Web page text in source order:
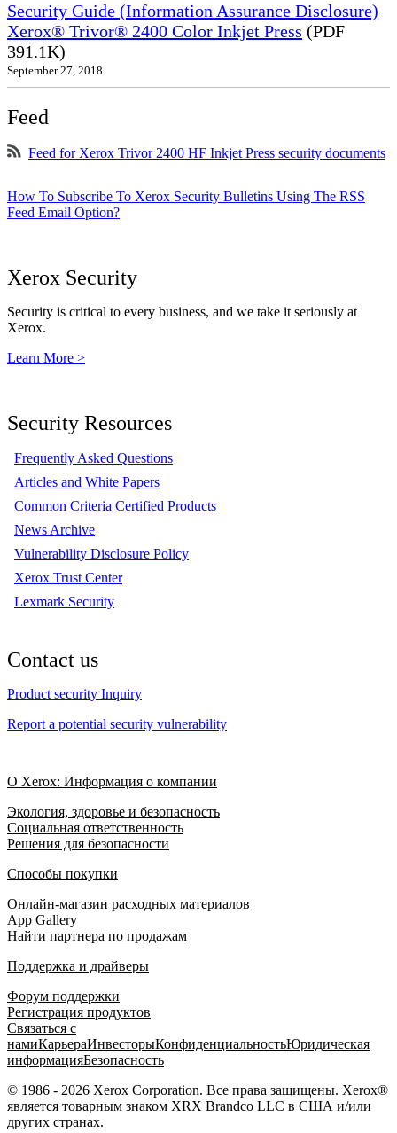
Security Guide (Information Assurance Disclosure)
Xerox® Trivor® 2400 Color Inkjet Press (PDF
391.1K)
September 27, 2018
Feed
Feed for Xerox Trivor 2400 HF Inkjet Press security documents
How To Subscribe To Xerox Security Bulletins Using The RSS
Feed Email Option?
Xerox Security
Security is critical to every business, and we take it seriously at
Xerox.
Learn More >
Security Resources
Frequently Asked Questions
Articles and White Papers
Common Criteria Certified Products
News Archive
Vulnerability Disclosure Policy
Xerox Trust Center
Lexmark Security
Contact us
Product security Inquiry
Report a potential security vulnerability
О Xerox: Информация о компании
Экология, здоровье и безопасность
Социальная ответственность
Решения для безопасности
Способы покупки
Онлайн-магазин расходных материалов
App Gallery
Найти партнера по продажам
Поддержка и драйверы
Форум поддержки
Регистрация продуктов
Связаться с
намиКарьераИнвесторыКонфиденциальностьЮридическая
информацияБезопасность
© 1986 - 2026 Xerox Corporation. Все права защищены. Xerox®
является товарным знаком XRX Brandco LLC в США и/или
других странах.